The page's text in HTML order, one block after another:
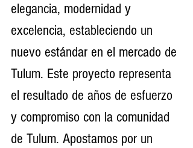
elegancia, modernidad y
excelencia, estableciendo un
nuevo estándar en el mercado de
Tulum. Este proyecto representa
el resultado de años de esfuerzo
y compromiso con la comunidad
de Tulum. Apostamos por un